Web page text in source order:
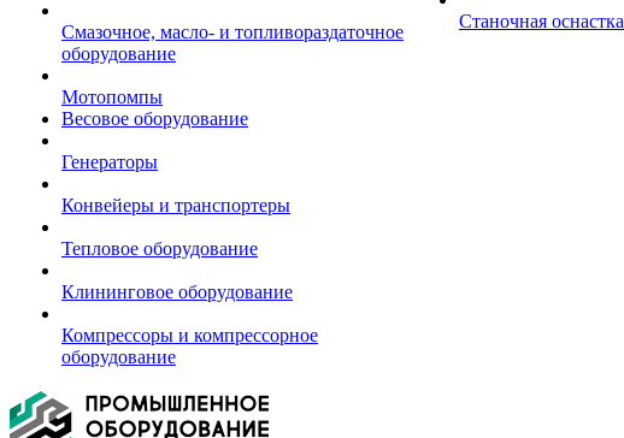
Смазочное, масло- и топливораздаточное
оборудование
Мотопомпы
Весовое оборудование
Генераторы
Конвейеры и транспортеры
Тепловое оборудование
Клининговое оборудование
Компрессоры и компрессорное
оборудование
Станочная оснастка